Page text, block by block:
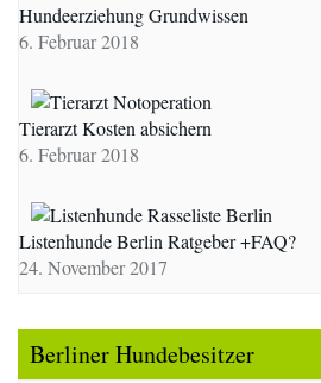
Hundeerziehung Grundwissen
6. Februar 2018
Tierarzt Kosten absichern
6. Februar 2018
Listenhunde Berlin Ratgeber +FAQ?
24. November 2017
Berliner Hundebesitzer